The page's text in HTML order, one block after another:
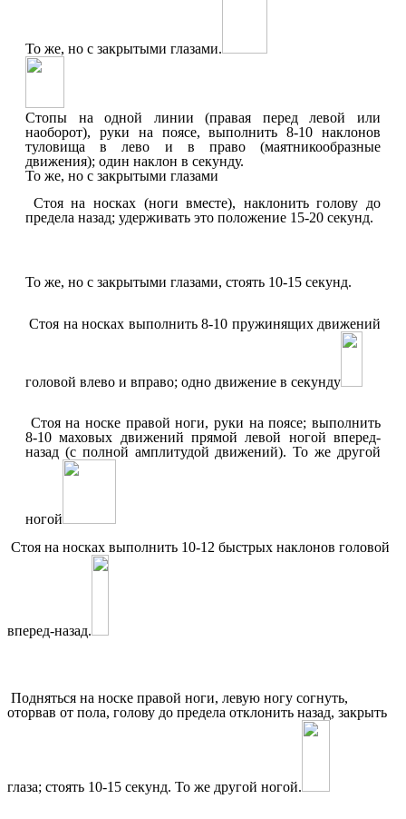
То же, но с закрытыми глазами.
Стопы на одной линии (правая перед левой или
наоборот), руки на поясе, выполнить 8-10 наклонов
туловища в лево и в право (маятникообразные
движения); один наклон в секунду.
То же, но с закрытыми глазами
Стоя на носках (ноги вместе), наклонить голову до
предела назад; удерживать это положение 15-20 секунд.
То же, но с закрытыми глазами, стоять 10-15 секунд.
Стоя на носках выполнить 8-10 пружинящих движений
головой влево и вправо; одно движение в секунду
Стоя на носке правой ноги, руки на поясе; выполнить
8-10 маховых движений прямой левой ногой вперед-
назад (с полной амплитудой движений). То же другой
ногой
Стоя на носках выполнить 10-12 быстрых наклонов головой
вперед-назад.
Подняться на носке правой ноги, левую ногу согнуть,
оторвав от пола, голову до предела отклонить назад, закрыть
глаза; стоять 10-15 секунд. То же другой ногой.